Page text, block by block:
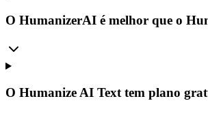
O HumanizerAI é melhor que o
O Humanize AI Text tem plano